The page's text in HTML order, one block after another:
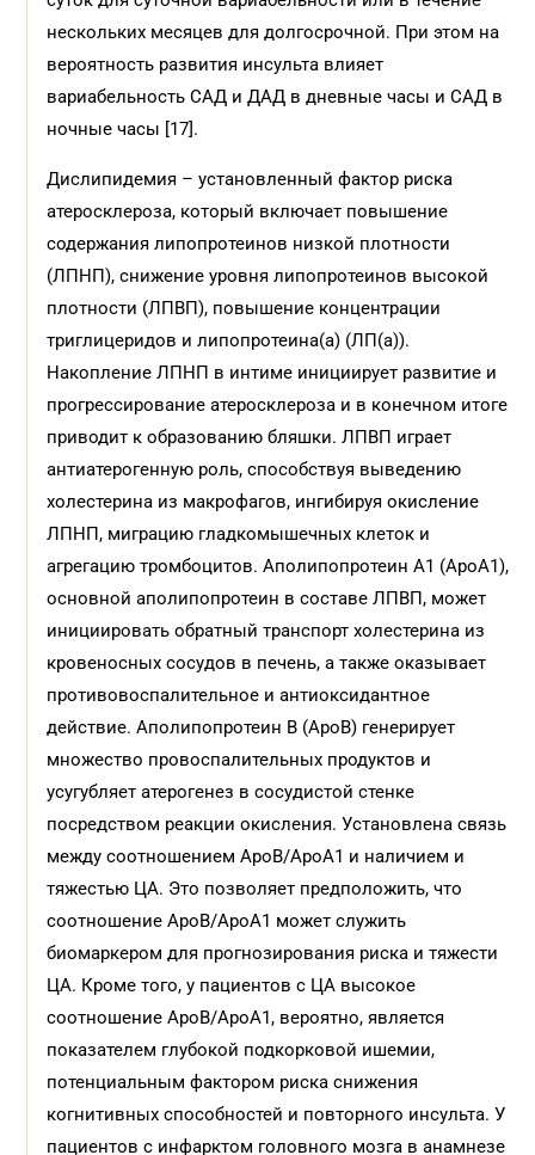
нескольких месяцев для долгосрочной. При этом на
вероятность развития инсульта влияет
вариабельность САД и ДАД в дневные часы и САД в
ночные часы [17].
Дислипидемия – установленный фактор риска
атеросклероза, который включает повышение
содержания липопротеинов низкой плотности
(ЛПНП), снижение уровня липопротеинов высокой
плотности (ЛПВП), повышение концентрации
триглицеридов и липопротеина(а) (ЛП(а)).
Накопление ЛПНП в интиме инициирует развитие и
прогрессирование атеросклероза и в конечном итоге
приводит к образованию бляшки. ЛПВП играет
антиатерогенную роль, способствуя выведению
холестерина из макрофагов, ингибируя окисление
ЛПНП, миграцию гладкомышечных клеток и
агрегацию тромбоцитов. Aполипопротеин А1 (ApoА1),
основной аполипопротеин в составе ЛПВП, может
инициировать обратный транспорт холестерина из
кровеносных сосудов в печень, а также оказывает
противовоспалительное и антиоксидантное
действие. Аполипопротеин В (ApoB) генерирует
множество провоспалительных продуктов и
усугубляет атерогенез в сосудистой стенке
посредством реакции окисления. Установлена связь
между соотношением ApoB/ApoA1 и наличием и
тяжестью ЦА. Это позволяет предположить, что
соотношение ApoB/ApoA1 может служить
биомаркером для прогнозирования риска и тяжести
ЦА. Кроме того, у пациентов с ЦА высокое
соотношение ApoB/ApoA1, вероятно, является
показателем глубокой подкорковой ишемии,
потенциальным фактором риска снижения
когнитивных способностей и повторного инсульта. У
пациентов с инфарктом головного мозга в анамнезе